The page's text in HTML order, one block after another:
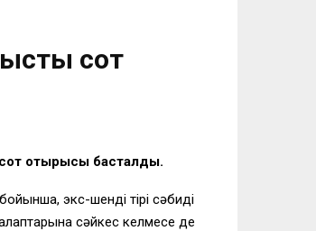
сот
сот отырысы басталды.
экс-шенді тірі сәбиді
сәйкес келмесе де